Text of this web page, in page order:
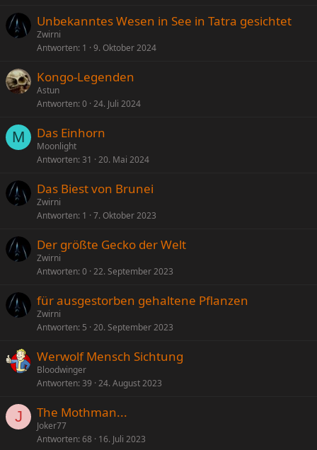
Unbekanntes Wesen in See in Tatra gesichtet
Zwirni
Antworten 1 9. Oktober 2024
Kongo-Legenden
Astun
Antworten 0 24. Juli 2024
M Das Einhorn
Moonlight
Antworten 31 20. Mai 2024
Das Biest von Brunei
Zwirni
Antworten 1 7. Oktober 2023
Der größte Gecko der Welt
Zwirni
Antworten 0 22. September 2023
für ausgestorben gehaltene Pflanzen
Zwirni
Antworten 5 20. September 2023
Werwolf Mensch Sichtung
Bloodwinger
Antworten 39 24. August 2023
J The Mothman...
Joker77
Antworten 68 16. Juli 2023